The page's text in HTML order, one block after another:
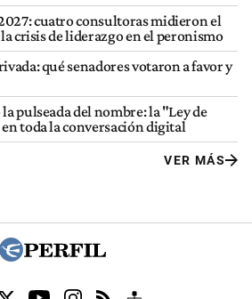
cuatro consultoras midieron el
crisis de liderazgo en el peronismo
qué senadores votaron a favor y
pulseada del nombre: la "Ley de
toda la conversación digital
VER MÁS